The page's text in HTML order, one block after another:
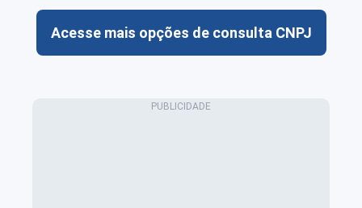
Acesse mais opções de consulta CNPJ